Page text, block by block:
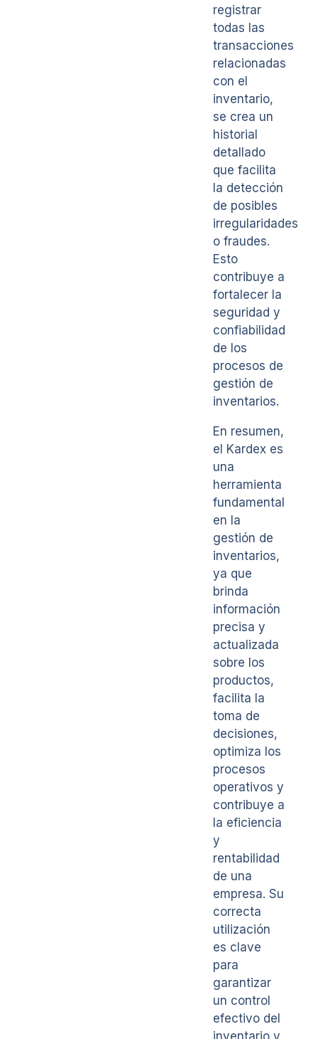
registrar
todas las
transacciones
relacionadas
con el
inventario,
se crea un
historial
detallado
que facilita
la detección
de posibles
irregularidades
o fraudes.
Esto
contribuye a
fortalecer la
seguridad y
confiabilidad
de los
procesos de
gestión de
inventarios.
En resumen,
el Kardex es
una
herramienta
fundamental
en la
gestión de
inventarios,
ya que
brinda
información
precisa y
actualizada
sobre los
productos,
facilita la
toma de
decisiones,
optimiza los
procesos
operativos y
contribuye a
la eficiencia
y
rentabilidad
de una
empresa. Su
correcta
utilización
es clave
para
garantizar
un control
efectivo del
inventario y